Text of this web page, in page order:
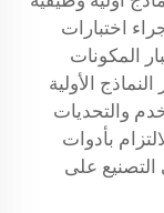
اختبارات
المكونات
الأولية
والتحديات
بأدوات
التصنيع على